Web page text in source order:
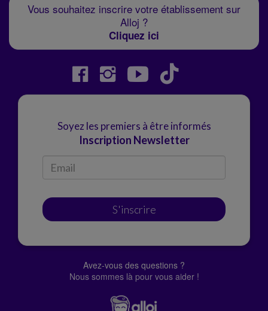
Vous souhaitez inscrire votre établissement sur
Alloj ?
Cliquez ici
Soyez les premiers à être informés
Inscription Newsletter
S'inscrire
Avez-vous des questions ?
Nous sommes là pour vous aider !